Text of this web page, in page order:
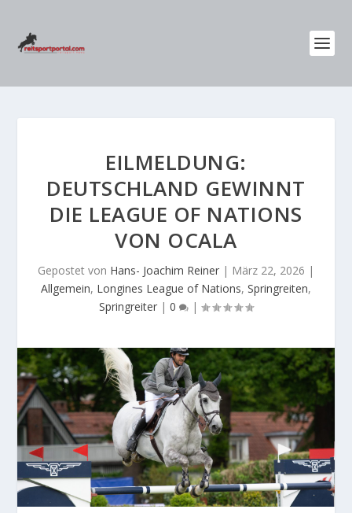
EILMELDUNG:
DEUTSCHLAND GEWINNT
DIE LEAGUE OF NATIONS
VON OCALA
Gepostet von Hans- Joachim Reiner | März 22, 2026 |
Allgemein, Longines League of Nations, Springreiten,
Springreiter | 0 |